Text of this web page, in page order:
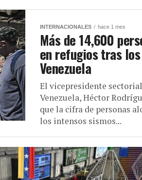
INTERNACIONALES hace 1 mes
Más de 14,600
en refugios tras
Venezuela
El vicepresidente
Venezuela, Héctor
que la cifra de personas
los intensos sismos...